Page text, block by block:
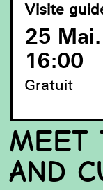
Visite
25
16:00
Gratuit
MEET
AND